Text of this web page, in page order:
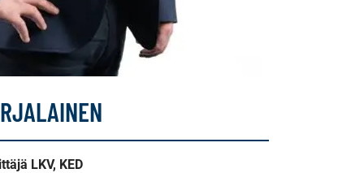
LKV, KED